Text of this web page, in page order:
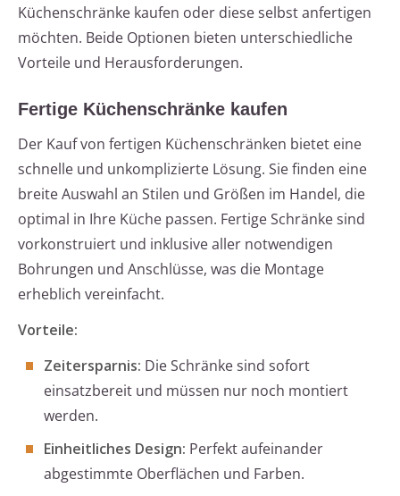
Küchenschränke kaufen oder diese selbst anfertigen
möchten. Beide Optionen bieten unterschiedliche
Vorteile und Herausforderungen.
Fertige Küchenschränke kaufen
Der Kauf von fertigen Küchenschränken bietet eine
schnelle und unkomplizierte Lösung. Sie finden eine
breite Auswahl an Stilen und Größen im Handel, die
optimal in Ihre Küche passen. Fertige Schränke sind
vorkonstruiert und inklusive aller notwendigen
Bohrungen und Anschlüsse, was die Montage
erheblich vereinfacht.
Vorteile:
Zeitersparnis: Die Schränke sind sofort
einsatzbereit und müssen nur noch montiert
werden.
Einheitliches Design: Perfekt aufeinander
abgestimmte Oberflächen und Farben.